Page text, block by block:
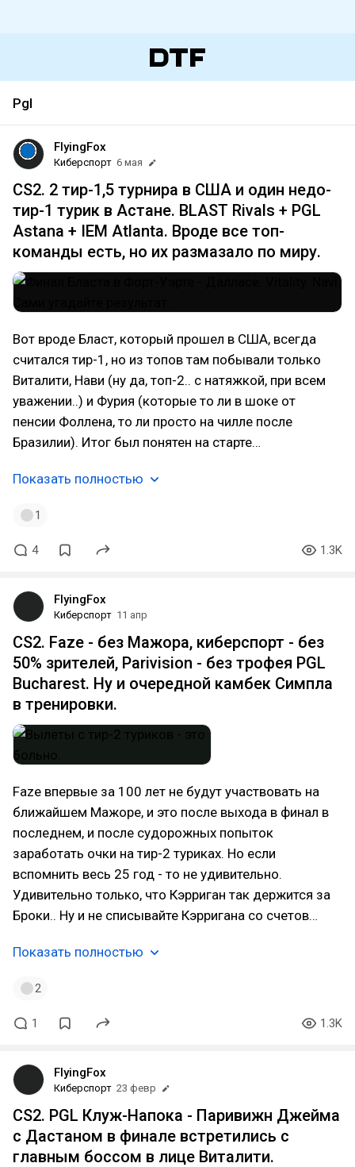
Pgl
FlyingFox
Киберспорт 6 мая
CS2. 2 тир-1,5 турнира в США и один недо-
тир-1 турик в Астане. BLAST Rivals + PGL
Astana + IEM Atlanta. Вроде все топ-
команды есть, но их размазало по миру.
Вот вроде Бласт, который прошел в США, всегда
считался тир-1, но из топов там побывали только
Виталити, Нави (ну да, топ-2.. с натяжкой, при всем
уважении..) и Фурия (которые то ли в шоке от
пенсии Фоллена, то ли просто на чилле после
Бразилии). Итог был понятен на старте…
Показать полностью
1
4 1.3K
FlyingFox
Киберспорт 11 апр
CS2. Faze - без Мажора, киберспорт - без
50% зрителей, Parivision - без трофея PGL
Bucharest. Ну и очередной камбек Симпла
в тренировки.
Faze впервые за 100 лет не будут участвовать на
ближайшем Мажоре, и это после выхода в финал в
последнем, и после судорожных попыток
заработать очки на тир-2 туриках. Но если
вспомнить весь 25 год - то не удивительно.
Удивительно только, что Кэрриган так держится за
Броки.. Ну и не списывайте Кэрригана со счетов…
Показать полностью
2
1 1.3K
FlyingFox
Киберспорт 23 февр
CS2. PGL Клуж-Напока - Паривижн Джейма
с Дастаном в финале встретились с
главным боссом в лице Виталити.